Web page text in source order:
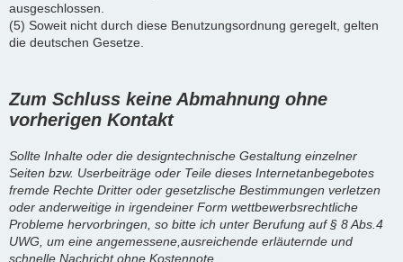
ausgeschlossen.
(5) Soweit nicht durch diese Benutzungsordnung geregelt, gelten
die deutschen Gesetze.
Zum Schluss keine Abmahnung ohne
vorherigen Kontakt
Sollte Inhalte oder die designtechnische Gestaltung einzelner
Seiten bzw. Userbeiträge oder Teile dieses Internetanbegebotes
fremde Rechte Dritter oder gesetzlische Bestimmungen verletzen
oder anderweitige in irgendeiner Form wettbewerbsrechtliche
Probleme hervorbringen, so bitte ich unter Berufung auf § 8 Abs.4
UWG, um eine angemessene,ausreichende erläuternde und
schnelle Nachricht ohne Kostennote.